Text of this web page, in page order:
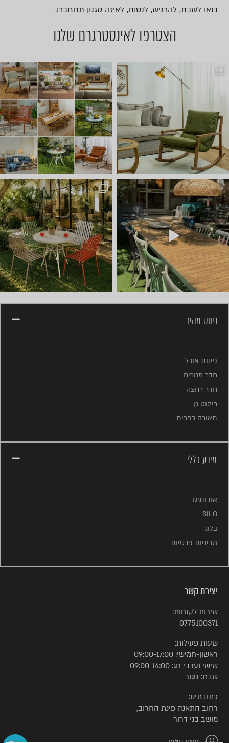
בואו לשבת, להרגיש, לנסות, לאיזה סגנון תתחברו.
הצטרפו לאינסטרגרם שלנו
שישי שמח אצלנו 🤩 באים להתח
חדש ⭐ קונטיינרים של ריהוט ל
ניווט מהיר
פינות אוכל
חדר מגורים
חדר רחצה
ריהוט גן
תאורה כפרית
מידע כללי
אודותינו
SILO
בלוג
מדיניות פרטיות
יצירת קשר
שירות לקוחות:
0775100371
שעות פעילות:
ראשון-חמישי: 09:00-17:00
שישי וערבי חג: 09:00-14:00
שבת: סגור
כתובתינו:
רחוב התאנה פינת החרוב,
מושב בני דרור